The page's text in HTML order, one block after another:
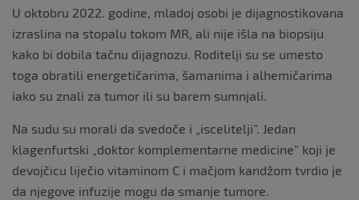
U oktobru 2022. godine, mladoj osobi je dijagnostikovana
izraslina na stopalu tokom MR, ali nije išla na biopsiju
kako bi dobila tačnu dijagnozu. Roditelji su se umesto
toga obratili energetičarima, šamanima i alhemičarima
iako su znali za tumor ili su barem sumnjali.
Na sudu su morali da svedoče i „iscelitelji”. Jedan
klagenfurtski „doktor komplementarne medicine” koji je
devojčicu liječio vitaminom C i mačjom kandžom tvrdio je
da njegove infuzije mogu da smanje tumore.